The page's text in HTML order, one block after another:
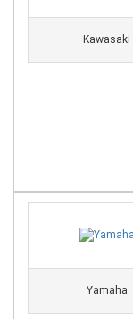
Kawasaki
Yamaha